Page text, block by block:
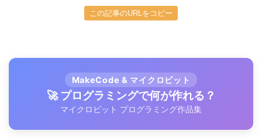
この記事のURLをコピー
MakeCode & マイクロビット
🚀 プログラミングで何が作れる？
マイクロビット プログラミング作品集